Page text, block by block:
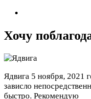
Хочу
Ядвига 5 ноября, 2021
зависло
быстро. Рекомендую